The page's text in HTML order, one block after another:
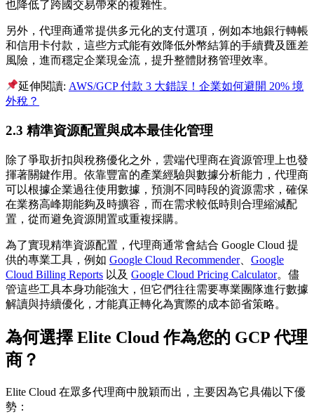
也降低了跨國交易帶來的複雜性。
另外，代理商通常提供多元化的支付選項，例如本地銀行轉帳
和信用卡付款，這些方式能有效降低外幣結算的手續費及匯差
風險，進而穩定企業現金流，提升整體財務管理效率。
延伸閱讀: AWS/GCP 付款 3 大錯誤！企業如何避開 20% 境
外稅？
2.3 精準資源配置與成本最佳化管理
除了爭取折扣與稅務優化之外，雲端代理商在資源管理上也發
揮著關鍵作用。依靠豐富的產業經驗與數據分析能力，代理商
可以根據企業過往使用數據，預測不同時段的資源需求，確保
在業務高峰期能夠及時擴容，而在需求較低時則合理縮減配
置，從而避免資源閒置或重複採購。
為了實現精準資源配置，代理商通常會結合 Google Cloud 提
供的專業工具，例如 Google Cloud Recommender、 Google
Cloud Billing Reports 以及 Google Cloud Pricing Calculator。儘
管這些工具本身功能強大，但它們往往需要專業團隊進行數據
解讀與持續優化，才能真正轉化為實際的成本節省策略。
為何選擇 Elite Cloud 作為您的 GCP 代理
商？
Elite Cloud 在眾多代理商中脫穎而出，主要因為它具備以下優
勢：